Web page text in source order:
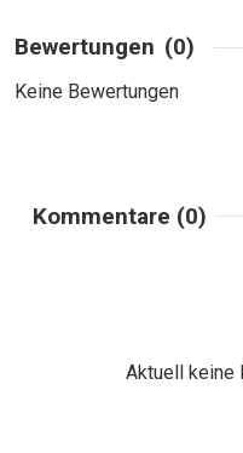
Bewertungen (0)
Keine Bewertungen
Kommentare (0)
Aktuell keine